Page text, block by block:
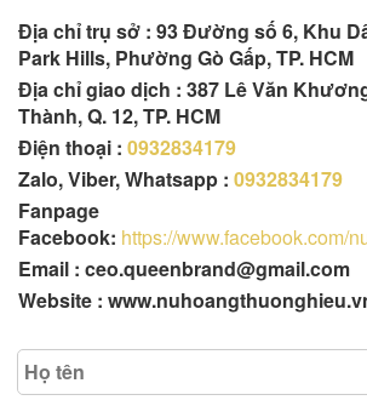
Địa chỉ trụ sở : 93 Đường số 6, Khu
Park Hills, Phường Gò Gấp, TP. HCM
Địa chỉ giao dịch : 387 Lê Văn
Thành, Q. 12, TP. HCM
Điện thoại : 0932834179
Zalo, Viber, Whatsapp : 0932834179
Fanpage
Facebook: https://www.facebook.com/
Email : ceo.queenbrand@gmail.com
Website :